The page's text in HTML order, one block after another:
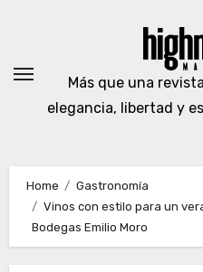
Más que una
elegancia, libertad y
Home
Gastronomía
Vinos con estilo para un
Bodegas Emilio Moro